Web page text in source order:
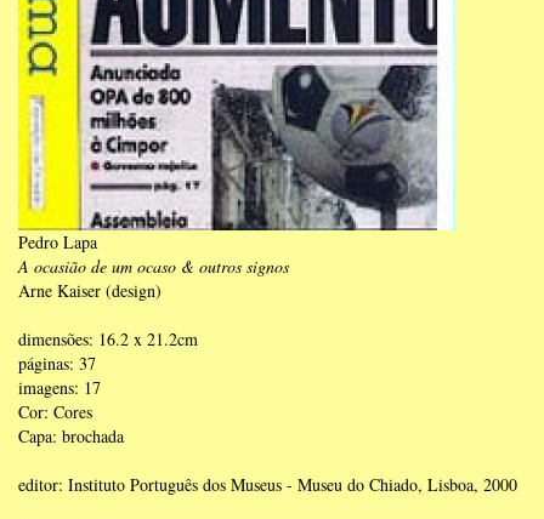
Pedro Lapa
A ocasião de um ocaso & outros signos
Arne Kaiser (design)
dimensões: 16.2 x 21.2cm
páginas: 37
imagens: 17
Cor: Cores
Capa: brochada
editor: Instituto Português dos Museus - Museu do Chiado, Lisboa, 2000